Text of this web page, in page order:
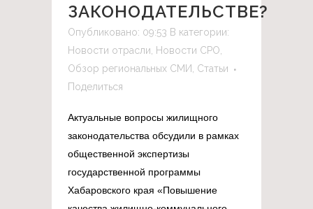
ЗАКОНОДАТЕЛЬСТВЕ?
Опубликовано: 09:53 В категории:
Новости отрасли
Новости СРО
Обзор региональных СМИ
Статьи
Поделиться
Актуальные вопросы жилищного
законодательства обсудили в рамках
общественной экспертизы
государственной программы
Хабаровского края «Повышение